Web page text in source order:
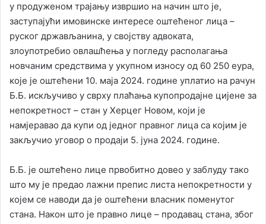
у продуженом трајању извршио на начин што је,
заступајући имовинске интересе оштећеног лица –
руског држављанина, у својству адвоката,
злоупотребио овлашћења у погледу располагања
новчаним средствима у укупном износу од 60 250 еура,
које је оштећени 10. маја 2024. године уплатио на рачун
Б.Б. искључиво у сврху плаћања купопродајне цијене за
непокретност – стан у Херцег Новом, који је
намјеравао да купи од једног правног лица са којим је
закључио уговор о продаји 5. јуна 2024. године.
Б.Б. је оштећено лице првобитно довео у заблуду тако
што му је предао лажни препис листа непокретности у
којем се наводи да је оштећени власник поменутог
стана. Након што је правно лице – продавац стана, због